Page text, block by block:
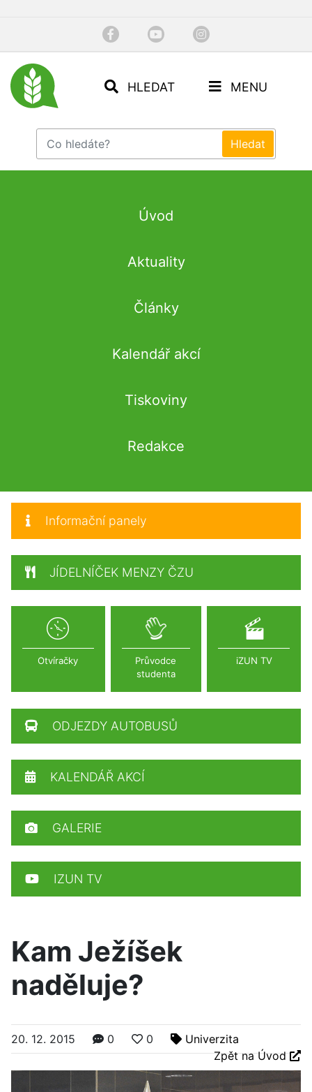
HLEDAT MENU
Úvod
Aktuality
Články
Kalendář akcí
Tiskoviny
Redakce
Kam Ježíšek
naděluje?
20. 12. 2015 0 0
Univerzita
Zpět na Úvod
Informační panely
JÍDELNÍČEK MENZY ČZU
Otvíračky
Průvodce
studenta
iZUN TV
ODJEZDY AUTOBUSŮ
KALENDÁŘ AKCÍ
GALERIE
IZUN TV